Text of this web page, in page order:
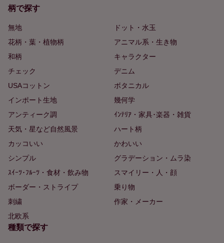
柄で探す
無地
ドット・水玉
花柄・葉・植物柄
アニマル系・生き物
和柄
キャラクター
チェック
デニム
USAコットン
ボタニカル
インポート生地
幾何学
アンティーク調
ｲﾝﾃﾘｱ・家具･楽器・雑貨
天気・星など自然風景
ハート柄
カッコいい
かわいい
シンプル
グラデーション・ムラ染
ｽｲｰﾂ･ﾌﾙｰﾂ・食材・飲み物
スマイリー・人・顔
ボーダー・ストライプ
乗り物
刺繍
作家・メーカー
北欧系
種類で探す